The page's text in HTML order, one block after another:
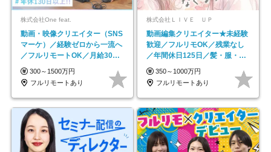
株式会社One feat.
動画・映像クリエイター（SNS
マーケ）／経験ゼロから一流へ
／フルリモートOK／月給30万
円～／年休130日以上
300～1500万円
フルリモートあり
株式会社ＬＩＶＥ ＵＰ
動画編集クリエイター★未経験
歓迎／フルリモOK／残業なし
／年間休日125日／髪・服・ネ
イル自由／研修充実で安心
350～1000万円
フルリモートあり